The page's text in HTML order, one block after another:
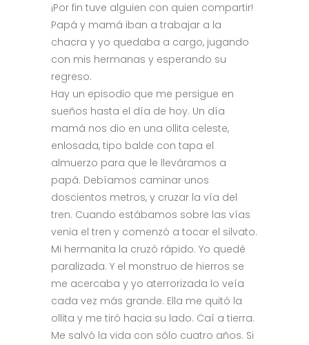
¡Por fin tuve alguien con quien compartir!
Papá y mamá iban a trabajar a la
chacra y yo quedaba a cargo, jugando
con mis hermanas y esperando su
regreso.
Hay un episodio que me persigue en
sueños hasta el día de hoy. Un día
mamá nos dio en una ollita celeste,
enlosada, tipo balde con tapa el
almuerzo para que le lleváramos a
papá. Debíamos caminar unos
doscientos metros, y cruzar la vía del
tren. Cuando estábamos sobre las vías
venia el tren y comenzó a tocar el silvato.
Mi hermanita la cruzó rápido. Yo quedé
paralizada. Y el monstruo de hierros se
me acercaba y yo aterrorizada lo veía
cada vez más grande. Ella me quitó la
ollita y me tiró hacia su lado. Caí a tierra.
Me salvó la vida con sólo cuatro años. Si